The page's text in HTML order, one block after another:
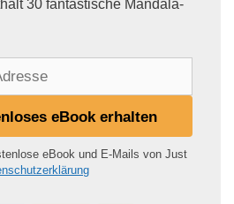
30 fantastische Mandala-
eBook erhalten
eBook und E-Mails von Just